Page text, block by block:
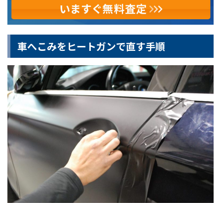
車へこみをヒートガンで直す手順